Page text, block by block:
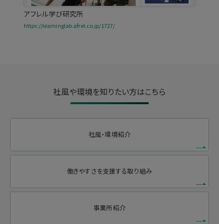
アフレル学び研究所
https://learninglab.afrel.co.jp/1727/
社風や環境を知りたい方はこちら
社風・環境紹介
働きやすさを支援する取り組み
事業所紹介